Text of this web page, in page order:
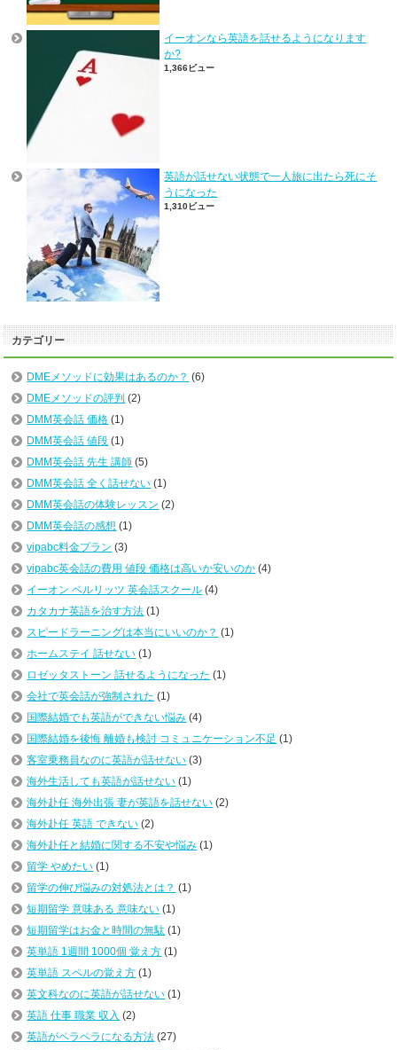
イーオンなら英語を話せるようになります
か?
1,366ビュー
英語が話せない状態で一人旅に出たら死にそ
うになった
1,310ビュー
カテゴリー
DMEメソッドに効果はあるのか？ (6)
DMEメソッドの評判 (2)
DMM英会話 価格 (1)
DMM英会話 値段 (1)
DMM英会話 先生 講師 (5)
DMM英会話 全く話せない (1)
DMM英会話の体験レッスン (2)
DMM英会話の感想 (1)
vipabc料金プラン (3)
vipabc英会話の費用 値段 価格は高いか安いのか (4)
イーオン ベルリッツ 英会話スクール (4)
カタカナ英語を治す方法 (1)
スピードラーニングは本当にいいのか？ (1)
ホームステイ 話せない (1)
ロゼッタストーン 話せるようになった (1)
会社で英会話が強制された (1)
国際結婚でも英語ができない悩み (4)
国際結婚を後悔 離婚も検討 コミュニケーション不足 (1)
客室乗務員なのに英語が話せない (3)
海外生活しても英語が話せない (1)
海外赴任 海外出張 妻が英語を話せない (2)
海外赴任 英語 できない (2)
海外赴任と結婚に関する不安や悩み (1)
留学 やめたい (1)
留学の伸び悩みの対処法とは？ (1)
短期留学 意味ある 意味ない (1)
短期留学はお金と時間の無駄 (1)
英単語 1週間 1000個 覚え方 (1)
英単語 スペルの覚え方 (1)
英文科なのに英語が話せない (1)
英語 仕事 職業 収入 (2)
英語がペラペラになる方法 (27)